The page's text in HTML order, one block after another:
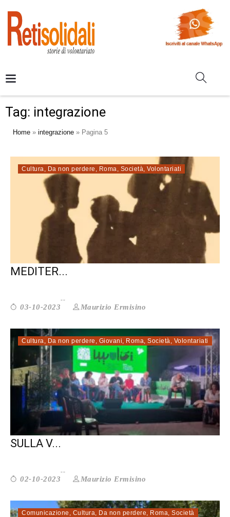
Tag: integrazione
Home » integrazione » Pagina 5
Cultura, Da non perdere , Roma, Società, Volontariati
MULTI. PERCHÉ I NAUFRAGHI DEL
MEDITER...
03-10-2023 Maurizio Ermisino
Cultura, Da non perdere , Giovani, Roma, Società, Volontariati
MULTI. ACCOGLIENZA È LAVORARE
SULLA V...
02-10-2023 Maurizio Ermisino
Comunicazione , Cultura, Da non perdere, Roma, Società